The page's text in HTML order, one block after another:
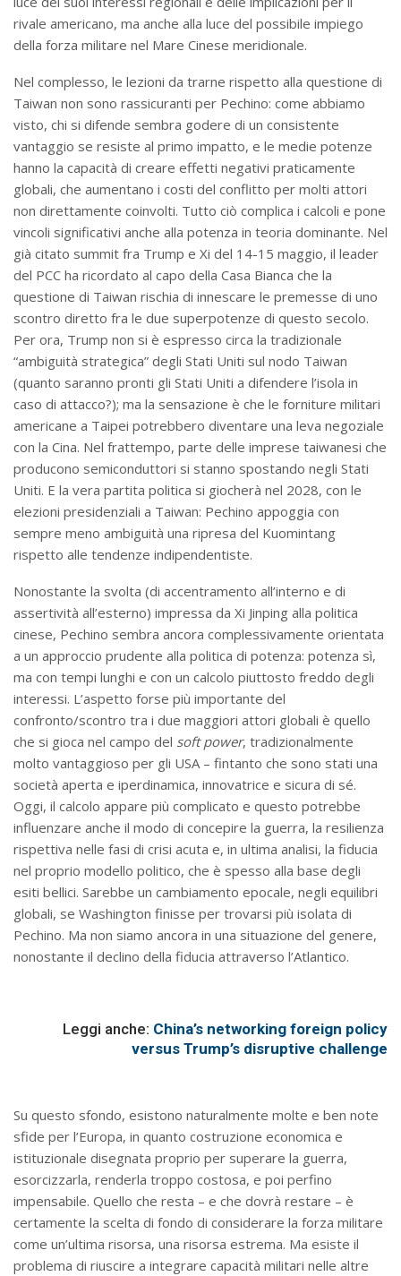
rivale americano, ma anche alla luce del possibile impiego
della forza militare nel Mare Cinese meridionale.
Nel complesso, le lezioni da trarne rispetto alla questione di
Taiwan non sono rassicuranti per Pechino: come abbiamo
visto, chi si difende sembra godere di un consistente
vantaggio se resiste al primo impatto, e le medie potenze
hanno la capacità di creare effetti negativi praticamente
globali, che aumentano i costi del conflitto per molti attori
non direttamente coinvolti. Tutto ciò complica i calcoli e pone
vincoli significativi anche alla potenza in teoria dominante. Nel
già citato summit fra Trump e Xi del 14-15 maggio, il leader
del PCC ha ricordato al capo della Casa Bianca che la
questione di Taiwan rischia di innescare le premesse di uno
scontro diretto fra le due superpotenze di questo secolo.
Per ora, Trump non si è espresso circa la tradizionale
“ambiguità strategica” degli Stati Uniti sul nodo Taiwan
(quanto saranno pronti gli Stati Uniti a difendere l’isola in
caso di attacco?); ma la sensazione è che le forniture militari
americane a Taipei potrebbero diventare una leva negoziale
con la Cina. Nel frattempo, parte delle imprese taiwanesi che
producono semiconduttori si stanno spostando negli Stati
Uniti. E la vera partita politica si giocherà nel 2028, con le
elezioni presidenziali a Taiwan: Pechino appoggia con
sempre meno ambiguità una ripresa del Kuomintang
rispetto alle tendenze indipendentiste.
Nonostante la svolta (di accentramento all’interno e di
assertività all’esterno) impressa da Xi Jinping alla politica
cinese, Pechino sembra ancora complessivamente orientata
a un approccio prudente alla politica di potenza: potenza sì,
ma con tempi lunghi e con un calcolo piuttosto freddo degli
interessi. L’aspetto forse più importante del
confronto/scontro tra i due maggiori attori globali è quello
che si gioca nel campo del soft power, tradizionalmente
molto vantaggioso per gli USA – fintanto che sono stati una
società aperta e iperdinamica, innovatrice e sicura di sé.
Oggi, il calcolo appare più complicato e questo potrebbe
influenzare anche il modo di concepire la guerra, la resilienza
rispettiva nelle fasi di crisi acuta e, in ultima analisi, la fiducia
nel proprio modello politico, che è spesso alla base degli
esiti bellici. Sarebbe un cambiamento epocale, negli equilibri
globali, se Washington finisse per trovarsi più isolata di
Pechino. Ma non siamo ancora in una situazione del genere,
nonostante il declino della fiducia attraverso l’Atlantico.
Leggi anche: China’s networking foreign policy
versus Trump’s disruptive challenge
Su questo sfondo, esistono naturalmente molte e ben note
sfide per l’Europa, in quanto costruzione economica e
istituzionale disegnata proprio per superare la guerra,
esorcizzarla, renderla troppo costosa, e poi perfino
impensabile. Quello che resta – e che dovrà restare – è
certamente la scelta di fondo di considerare la forza militare
come un’ultima risorsa, una risorsa estrema. Ma esiste il
problema di riuscire a integrare capacità militari nelle altre